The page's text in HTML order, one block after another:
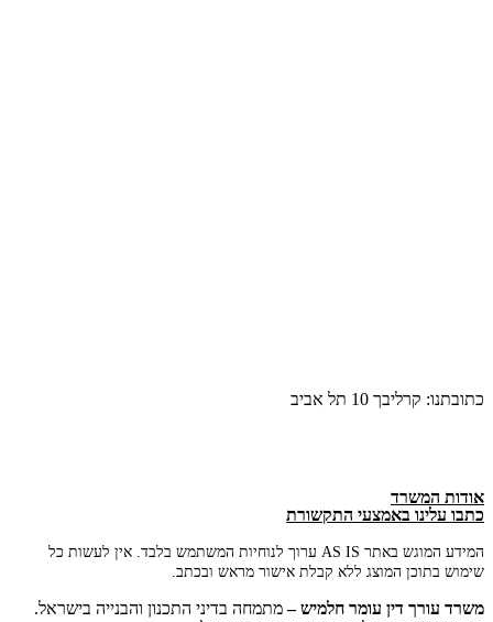
כתובתנו: קרליבך 10 תל אביב
אודות המשרד
כתבו עלינו באמצעי התקשורת
המידע המוגש באתר AS IS ערוך לנוחיות המשתמש בלבד. אין לעשות כל
שימוש בתוכן המוצג ללא קבלת אישור מראש ובכתב.
משרד עורך דין עומר חלמיש –מתמחה בדיני התכנון והבנייה בישראל.